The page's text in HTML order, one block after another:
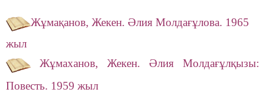
Жұмақанов, Жекен. Әлия Молдағұлова. 1965
жыл
Жұмаханов, Жекен. Әлия Молдағұлқызы:
Повесть. 1959 жыл